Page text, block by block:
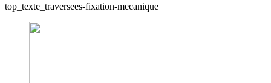
top_texte_traversees-fixation-mecanique